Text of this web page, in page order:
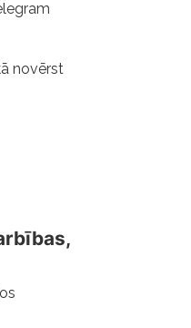
novērst